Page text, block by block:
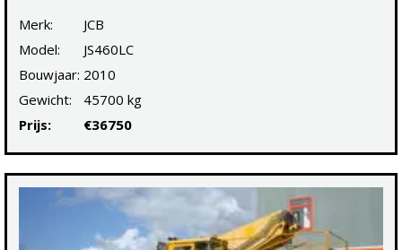
Merk:
JCB
Model:
JS460LC
Bouwjaar: 2010
Gewicht:
45700 kg
Prijs:
€36750